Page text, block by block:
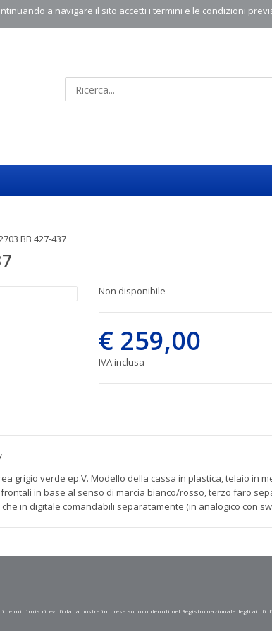
a navigare il sito accetti i termini e le condizioni
BB 427-437
Non disponibile
€ 259,00
IVA inclusa
grigio verde ep.V. Modello della cassa in plastica, telaio
in base al senso di marcia bianco/rosso, terzo faro
in digitale comandabili separatamente (in analogico con
minimis ricevuti dalla nostra impresa sono contenuti nel Registro nazionale degli aiuti di